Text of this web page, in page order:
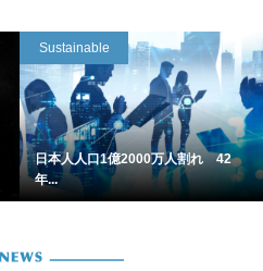
Sustainable
日本人人口1億2000万人割れ 42
年...